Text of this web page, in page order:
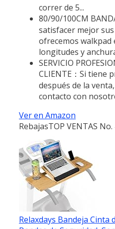
correr de 5...
80/90/100CM
satisfacer mejor sus
ofrecemos walkpad
longitudes y
SERVICIO
CLIENTE：Si tiene
después de la
contacto con
Ver en Amazon
RebajasTOP VENTAS No.
Relaxdays Bandeja Cinta